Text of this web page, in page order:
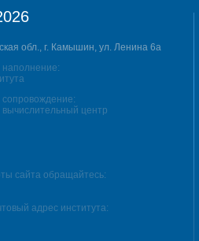
обл., г. Камышин, ул. Ленина 6а
центр
сайта обращайтесь:
адрес института: